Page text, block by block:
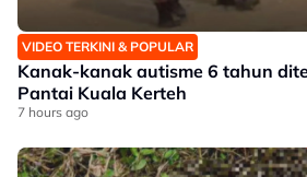
VIDEO TERKINI & POPULAR
Kanak-kanak autisme 6 tahun
Pantai Kuala Kerteh
7 hours ago